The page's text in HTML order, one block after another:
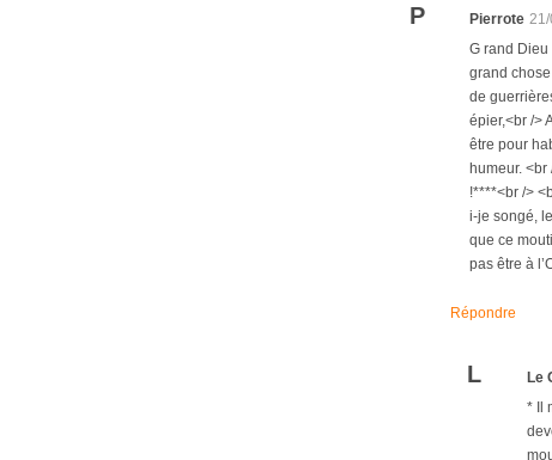
P Pierrote
G rand Dieu
grand
de
épier,<br />
être pour
humeur. <br
!****<br />
i-je songé,
que ce
pas être à
Répondre
L Le
* Il